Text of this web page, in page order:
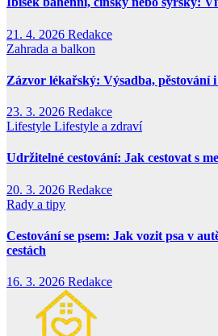
21. 4. 2026 Redakce
Zahrada a balkon
Zázvor lékařský: Výsadba, pěstování
23. 3. 2026 Redakce
Lifestyle Lifestyle a zdraví
Udržitelné cestování: Jak cestovat s
20. 3. 2026 Redakce
Rady a tipy
Cestování se psem: Jak vozit psa v
cestách
16. 3. 2026 Redakce